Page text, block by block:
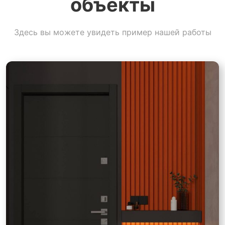
Здесь вы можете увидеть пример нашей работы